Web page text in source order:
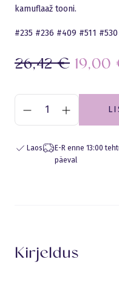
kamuflaaž tooni.
#235 #236 #409 #511 #530
26,42€Algne
oli:
19,00
Laos
E-R enne 13:00
päeval
Kirjeldus